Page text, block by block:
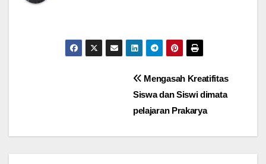
Mengasah Kreatifitas
Siswa dan Siswi dimata
pelajaran Prakarya